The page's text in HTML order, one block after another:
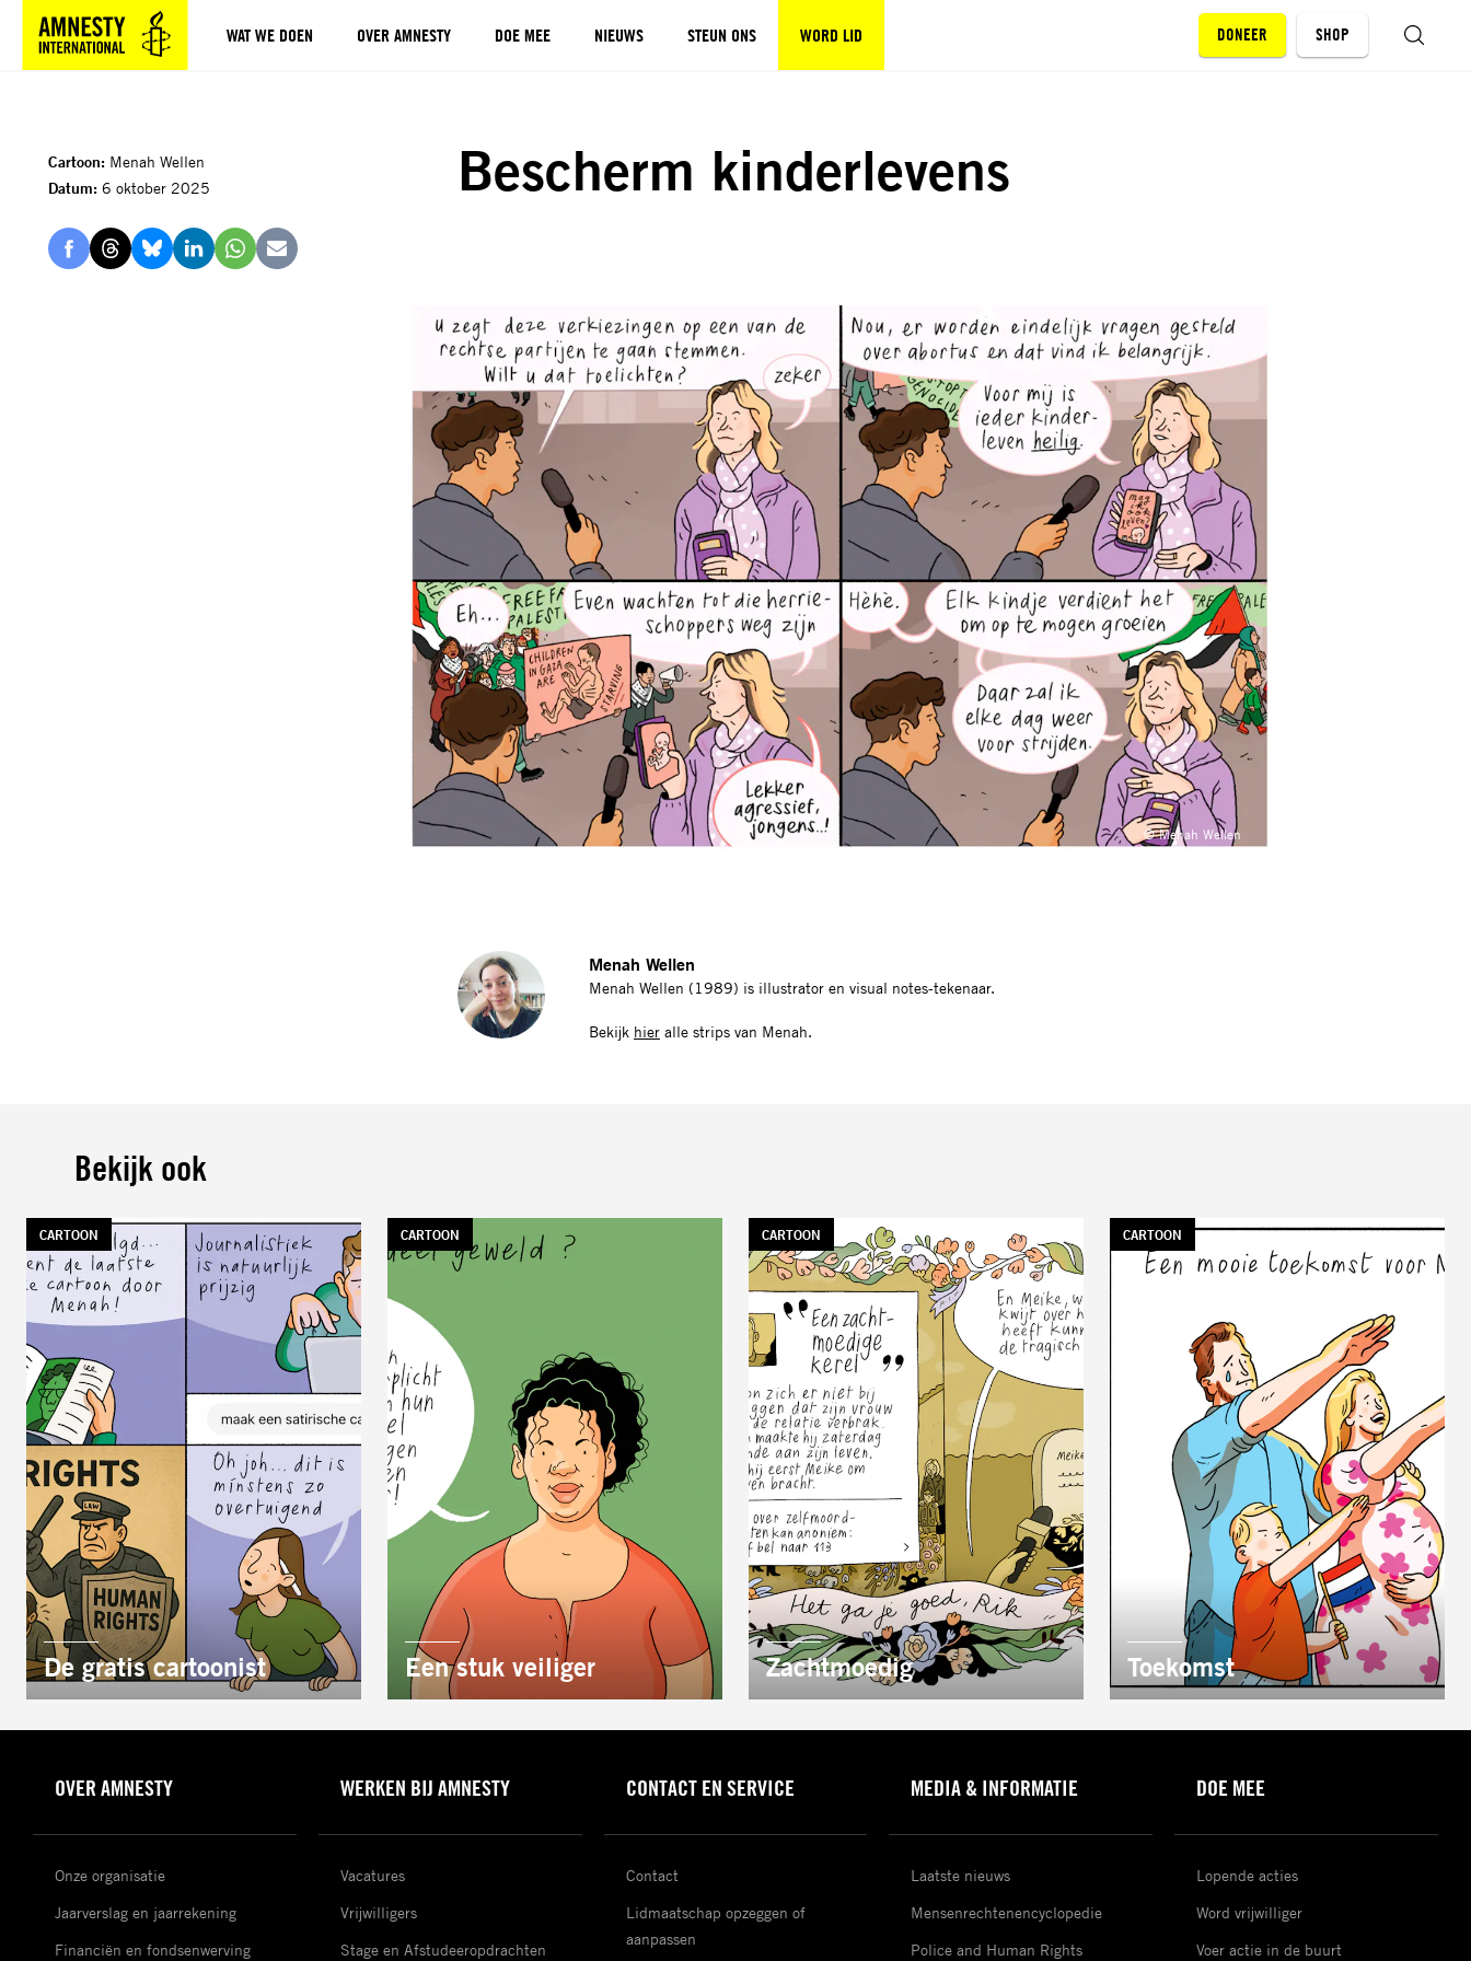
Sla navigatie over
WAT WE DOEN OVER AMNESTY DOE MEE NIEUWS STEUN ONS WORD LID DONEER SHOP
Cartoon: Menah Wellen
Datum: 6 oktober 2025
DelenDelenDelenDelenDelenDelen
Bescherm kinderlevens
© Menah Wellen
Menah Wellen
Menah Wellen (1989) is illustrator en visual notes-tekenaar.
Bekijk hier alle strips van Menah.
Bekijk ook
De gratis cartoonist
TAG:
CARTOON
AUTEUR:
Een stuk veiliger
TAG:
CARTOON
AUTEUR:
Zachtmoedig
TAG:
CARTOON
AUTEUR:
Toekomst
TAG:
CARTOON
AUTEUR:
OVER AMNESTY
Onze organisatie
Jaarverslag en jaarrekening
Financiën en fondsenwerving
WERKEN BIJ AMNESTY
Vacatures
Vrijwilligers
Stage en Afstudeeropdrachten
CONTACT EN SERVICE
Contact
Lidmaatschap opzeggen of
aanpassen
MEDIA & INFORMATIE
Laatste nieuws
Mensenrechtenencyclopedie
Police and Human Rights
DOE MEE
Lopende acties
Word vrijwilliger
Voer actie in de buurt